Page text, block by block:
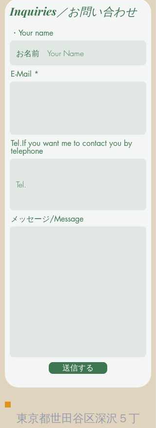
Inquiries／お問い合わせ
・Your name
E-Mail
Tel.If you want me to contact you by
telephone
メッセージ/Message
送信する
東京都世田谷区深沢５丁